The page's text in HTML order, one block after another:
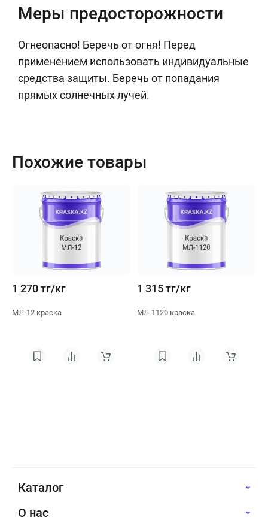
Меры предосторожности
Огнеопасно! Беречь от огня! Перед
применением использовать индивидуальные
средства защиты. Беречь от попадания
прямых солнечных лучей.
Похожие товары
1 270 тг/кг
МЛ-12 краска
1 315 тг/кг
МЛ-1120 краска
Каталог
О нас